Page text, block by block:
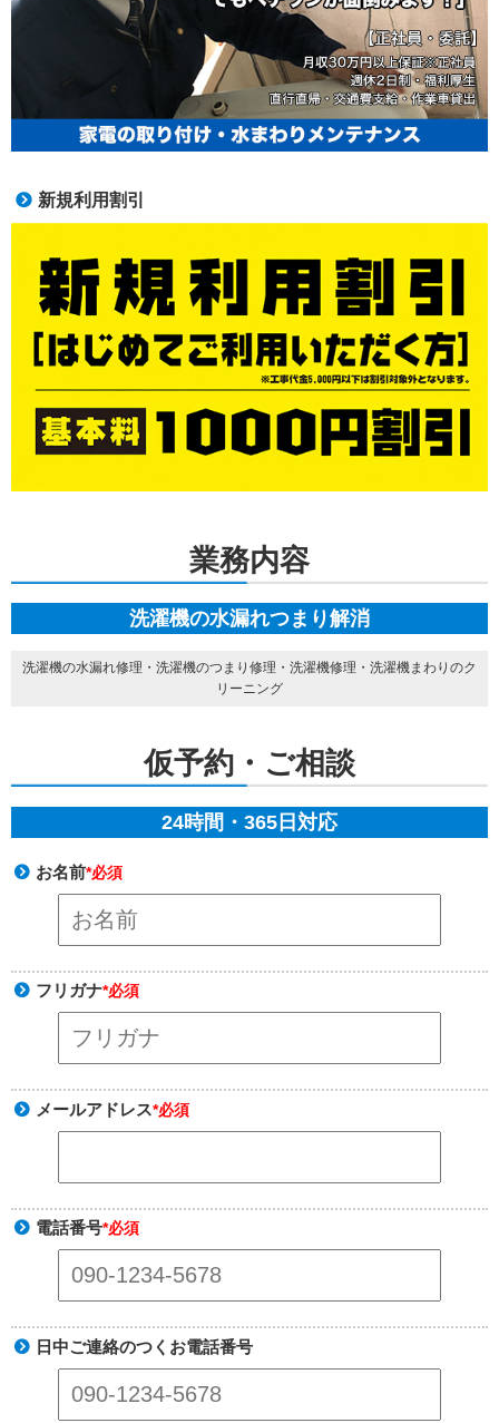
新規利用割引
業務内容
洗濯機の水漏れつまり解消
洗濯機の水漏れ修理・洗濯機のつまり修理・洗濯機修理・洗濯機まわりのク
リーニング
仮予約・ご相談
24時間・365日対応
お名前*必須
フリガナ*必須
メールアドレス*必須
電話番号*必須
日中ご連絡のつくお電話番号